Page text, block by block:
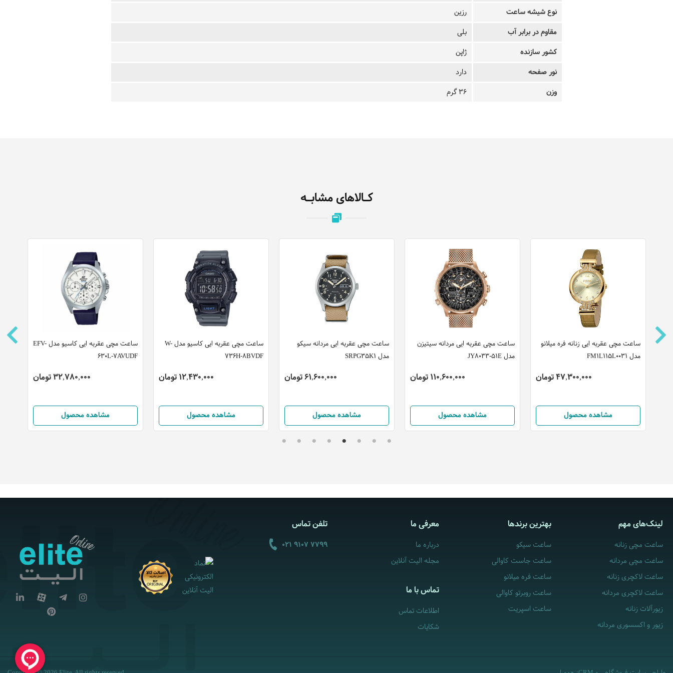
نوع شیشه ساعت
رزین
مقاوم در برابر آب
بلی
کشور سازنده
ژاپن
نور صفحه
دارد
وزن
36 گرم
کـالاهای مشابـه
ساعت مچی عقربه ایی کاسیو مدل EFV-
630L-7AVUDF
32,780,000 تومان
مشاهده محصول
ساعت مچی عقربه ایی کاسیو مدل W-
736H-8BVDF
12,430,000 تومان
مشاهده محصول
ساعت مچی عقربه ایی مردانه سیکو
مدل SRPG35K1
61,600,000 تومان
مشاهده محصول
ساعت مچی عقربه ایی مردانه سیتیزن
مدل JY8033-51E
110,600,000 تومان
مشاهده محصول
ساعت مچی عقربه ایی زنانه فره میلانو
مدل FM1L115L0031
47,300,000 تومان
مشاهده محصول
لینک‌های مهم
ساعت مچی زنانه
ساعت مچی مردانه
ساعت لاکچری زنانه
ساعت لاکچری مردانه
زیورآلات زنانه
زیور و اکسسوری مردانه
بهترین برندها
ساعت سیکو
ساعت جاست کاوالی
ساعت فره میلانو
ساعت روبرتو کاوالی
ساعت اسپریت
معرفی ما
درباره ما
مجله الیت آنلاین
تماس با ما
اطلاعات تماس
شکایات
تلفن تماس
021 9107 7799